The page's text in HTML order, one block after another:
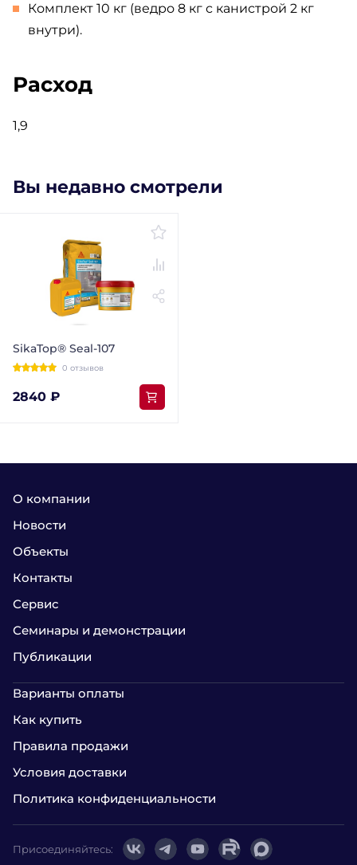
Комплект 10 кг (ведро 8 кг с канистрой 2 кг
внутри).
Расход
1,9
Вы недавно смотрели
SikaTop® Seal-107
0 отзывов
2840 ₽
О компании
Новости
Объекты
Контакты
Сервис
Семинары и демонстрации
Публикации
Варианты оплаты
Как купить
Правила продажи
Условия доставки
Политика конфиденциальности
Присоединяйтесь: